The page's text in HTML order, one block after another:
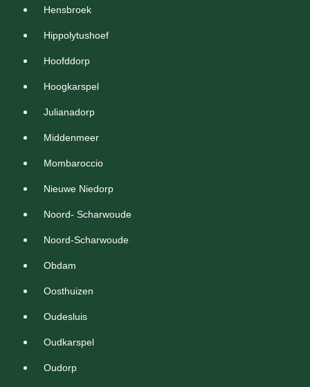
Hensbroek
Hippolytushoef
Hoofddorp
Hoogkarspel
Julianadorp
Middenmeer
Mombaroccio
Nieuwe Niedorp
Noord- Scharwoude
Noord-Scharwoude
Obdam
Oosthuizen
Oudesluis
Oudkarspel
Oudorp